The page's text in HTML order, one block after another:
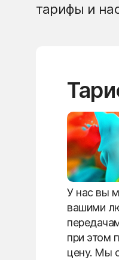
тарифы и
У нас вы
вашими
при этом
цену. Мы